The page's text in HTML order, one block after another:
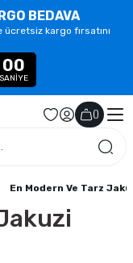
BEDAVA
kargo fırsatını
00
SANIYE
()
En Modern Ve Tarz